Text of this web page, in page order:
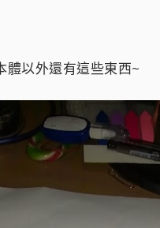
體以外還有這些東西~